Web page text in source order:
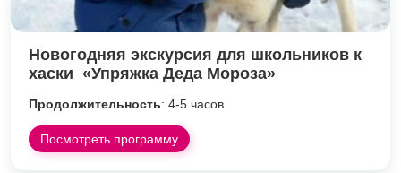
Новогодняя экскурсия для школьников к
хаски «Упряжка Деда Мороза»
Продолжительность: 4-5 часов
Посмотреть программу